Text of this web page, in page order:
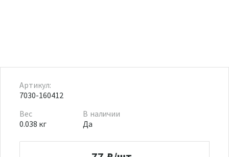
Артикул:
7030-160412
Вес
0.038 кг
В наличии
Да